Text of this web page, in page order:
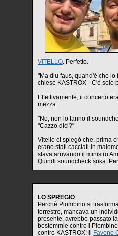
VITELLO. Perfetto.
"Ma diu faus, quand'è che
chiese KASTROX - C'è solo
Effettivamente, il concerto
mezza.
"No, non lo fanno il
"Cazzo dici?"
Vitello ci spiegò che, prima
erano stati cacciati in
stava arrivando il ministro
Quindi soundcheck soka.
LO SPREGIO
Perché Piombino si
terrestre, mancava un
presente, avrebbe passato
bestemmie contro i
contro KASTROX: il
Favone